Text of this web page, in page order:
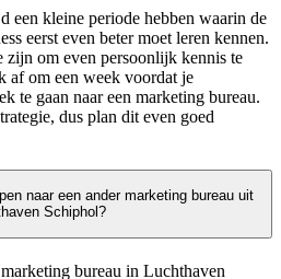
een kleine periode hebben waarin de
eerst even beter moet leren kennen.
zijn om even persoonlijk kennis te
af om een week voordat je
te gaan naar een marketing bureau.
dus plan dit even goed
naar een ander marketing bureau uit
Schiphol?
bureau in Luchthaven